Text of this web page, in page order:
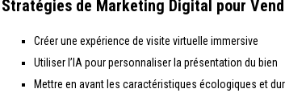
Stratégies de Marketing Digital pour
Créer une expérience de visite virtuelle immersive
Utiliser l’IA pour personnaliser la présentation du bien
Mettre en avant les caractéristiques écologiques et